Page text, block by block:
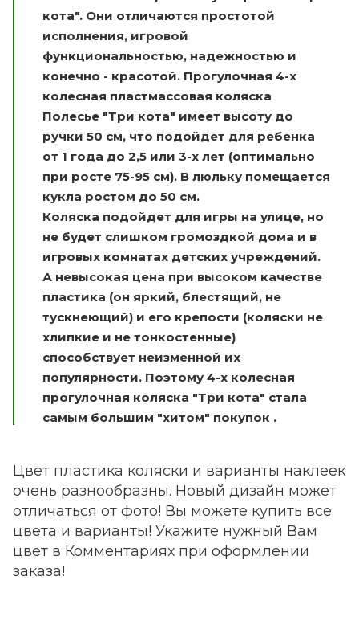
кота". Они отличаются простотой
исполнения, игровой
функциональностью, надежностью и
конечно - красотой. Прогулочная 4-х
колесная пластмассовая коляска
Полесье "Три кота" имеет высоту до
ручки 50 см, что подойдет для ребенка
от 1 года до 2,5 или 3-х лет (оптимально
при росте 75-95 см). В люльку помещается
кукла ростом до 50 см.
Коляска подойдет для игры на улице, но
не будет слишком громоздкой дома и в
игровых комнатах детских учреждений.
А невысокая цена при высоком качестве
пластика (он яркий, блестящий, не
тускнеющий) и его крепости (коляски не
хлипкие и не тонкостенные)
способствует неизменной их
популярности. Поэтому 4-х колесная
прогулочная коляска "Три кота" стала
самым большим "хитом" покупок .
Цвет пластика коляски и варианты наклеек
очень разнообразны. Новый дизайн может
отличаться от фото! Вы можете купить все
цвета и варианты! Укажите нужный Вам
цвет в Комментариях при оформлении
заказа!